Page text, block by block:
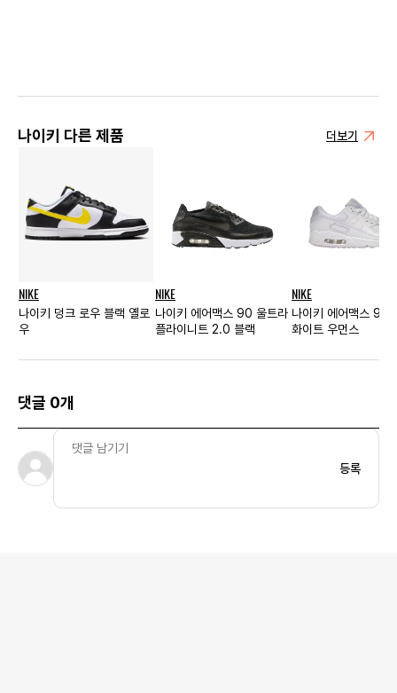
나이키 다른 제품 더보기
NIKE
나이키 덩크 로우 블랙 옐로
우
NIKE
나이키 에어맥스 90 울트라
플라이니트 2.0 블랙
NIKE
나이키 에어맥스 90
화이트 우먼스
댓글 0개
등록